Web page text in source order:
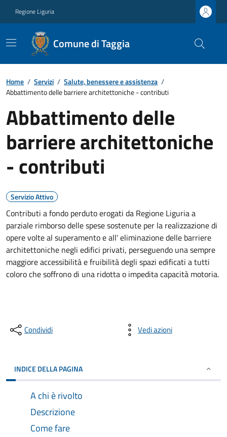
Regione Liguria
Comune di Taggia
Home / Servizi / Salute, benessere e assistenza /
Abbattimento delle barriere architettoniche - contributi
Abbattimento delle
barriere architettoniche
- contributi
Servizio Attivo
Contributi a fondo perduto erogati da Regione Liguria a
parziale rimborso delle spese sostenute per la realizzazione di
opere volte al superamento e all' eliminazione delle barriere
architettoniche negli edifici privati, perseguendo una sempre
maggiore accessibilità e fruibilità degli spazi edificati a tutti
coloro che soffrono di una ridotta o impedita capacità motoria.
Condividi Vedi azioni
INDICE DELLA PAGINA
A chi è rivolto
Descrizione
Come fare